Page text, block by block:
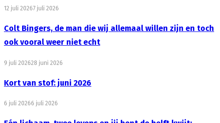
12 juli 20267 juli 2026
Colt Bingers, de man die wij allemaal willen zijn en toch
ook vooral weer niet echt
9 juli 202628 juni 2026
Kort van stof: juni 2026
6 juli 20266 juli 2026